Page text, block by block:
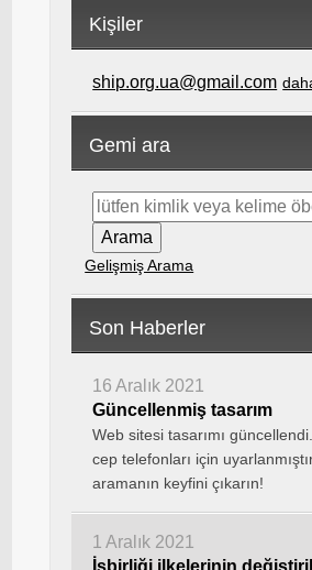
Kişiler
ship.org.ua@gmail.com
Gemi ara
Gelişmiş Arama
Son Haberler
16 Aralık 2021
Güncellenmiş tasarım
Web sitesi tasarımı
cep telefonları için
aramanın keyfini çıkarın!
1 Aralık 2021
İşbirliği ilkelerinin